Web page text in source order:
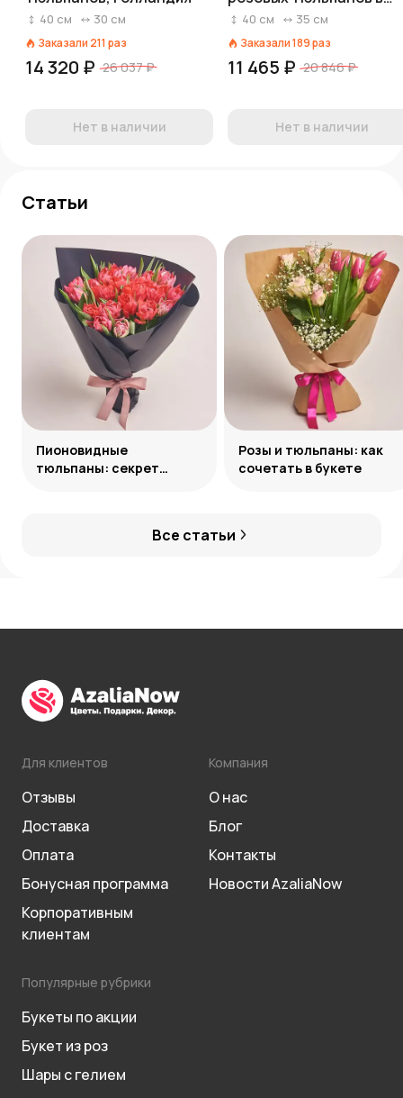
40 см 30 см
Заказали 211 раз
14 320 ₽ 26 037 ₽
Нет в наличии
голубой пленке
40 см 35 см
Заказали189раз
11 465 ₽ 20 846 ₽
Нет в наличии
Статьи
Все статьи
Пионовидные
тюльпаны: секрет
Розы и тюльпаны: как
сочетать в букете
Для клиентов
Отзывы
Доставка
Оплата
Бонусная программа
Корпоративным
клиентам
Компания
О нас
Блог
Контакты
Новости AzaliaNow
Популярные рубрики
Букеты по акции
Букет из роз
Шары с гелием